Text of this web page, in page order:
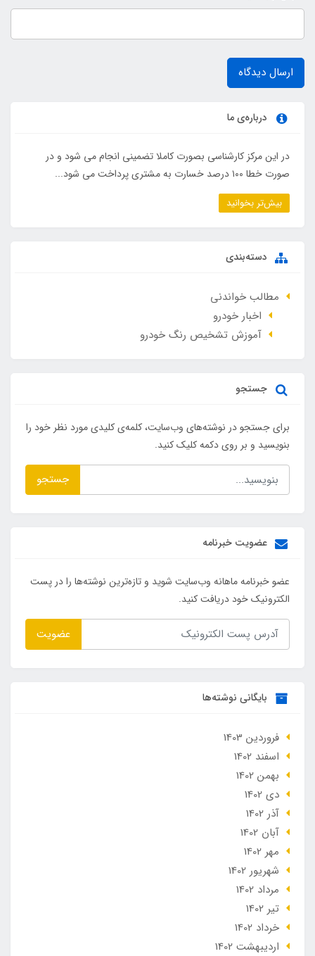
ارسال دیدگاه
درباره‌ی ما
در این مرکز کارشناسی بصورت کاملا تضمینی انجام می شود و در
صورت خطا ۱۰۰ درصد خسارت به مشتری پرداخت می شود...
بیش‌تر بخوانید
دسته‌بندی
مطالب خواندنی
اخبار خودرو
آموزش تشخیص رنگ خودرو
جستجو
برای جستجو در نوشته‌های وب‌سایت، کلمه‌ی کلیدی مورد نظر خود را
بنویسید و بر روی دکمه کلیک کنید.
جستجو
عضویت خبرنامه
عضو خبرنامه ماهانه وب‌سایت شوید و تازه‌ترین نوشته‌ها را در پست
الکترونیک خود دریافت کنید.
عضویت
بایگانی نوشته‌ها
فروردین 1403
اسفند 1402
بهمن 1402
دی 1402
آذر 1402
آبان 1402
مهر 1402
شهریور 1402
مرداد 1402
تير 1402
خرداد 1402
ارديبهشت 1402